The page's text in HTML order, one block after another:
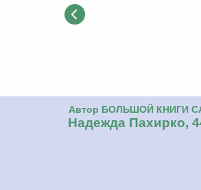
Автор БОЛЬШОЙ КНИГИ
Надежда Пахирко,